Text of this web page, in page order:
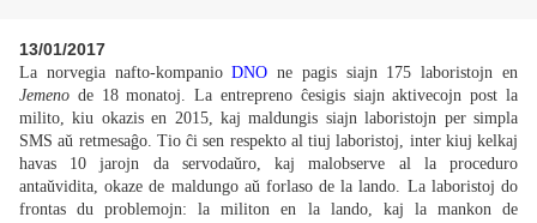
13/01/2017
La norvegia nafto-kompanioDNO ne pagis siajn 175 laboristojn en
Jemeno de 18 monatoj. La entrepreno ĉesigis siajn aktivecojn post la
milito, kiu okazis en 2015, kaj maldungis siajn laboristojn per simpla
SMS aŭ retmesaĝo. Tio ĉi sen respekto al tiuj laboristoj, inter kiuj kelkaj
havas 10 jarojn da servodaŭro, kaj malobserve al la proceduro
antaŭvidita, okaze de maldungo aŭ forlaso de la lando. La laboristoj do
frontas du problemojn: la militon en la lando, kaj la mankon de